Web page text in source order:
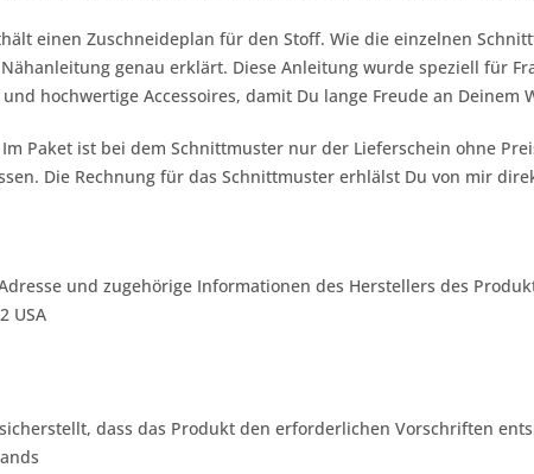
einen Zuschneideplan für den Stoff. Wie die einzelnen
genau erklärt. Diese Anleitung wurde speziell für
hochwertige Accessoires, damit Du lange Freude an Deinem
Paket ist bei dem Schnittmuster nur der Lieferschein ohne
Die Rechnung für das Schnittmuster erhlälst Du von mir
und zugehörige Informationen des Herstellers des
USA
dass das Produkt den erforderlichen Vorschriften